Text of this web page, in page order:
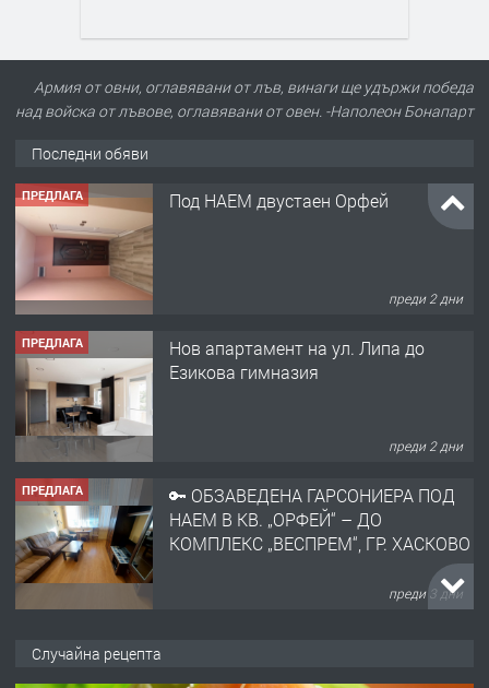
Армия от овни, оглавявани от лъв, винаги ще удържи победа
над войска от лъвове, оглавявани от овен. -Наполеон Бонапарт
Последни обяви
ПРЕДЛАГА
Нов апартамент на ул. Липа до
преди 2 дни
ПРЕДЛАГА
🔑 ОБЗАВЕДЕНА ГАРСОНИЕРА ПОД
НАЕМ В КВ. „ОРФЕЙ“ – ДО
преди 3 дни
ПРЕДЛАГА
НАПЪЛНО ОБЗАВЕДЕН И
ОБОРУДВАН ТРИСТАЕН
АПАРТАМЕНТ В ЦЕНТЪРА НА ГР.
преди 4 дни
Случайна рецепта